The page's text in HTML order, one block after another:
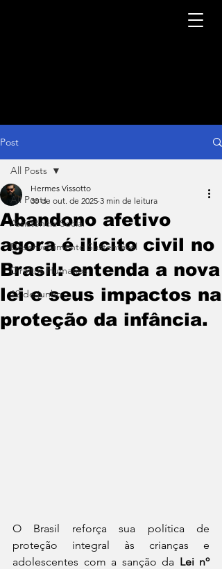
Post
All Posts
Assistência Social
Desenvolvimento Sustentável
Direitos Humanos
12 de junho
All Posts
Abandono afetivo
agora é ilícito civil no
Brasil: entenda a nova
lei e seus impactos na
proteção da infância.
Hermes Vissotto
30 de out. de 2025 3 min de leitura
O Brasil reforça sua política de
proteção integral às crianças e
adolescentes com a sanção da Lei nº